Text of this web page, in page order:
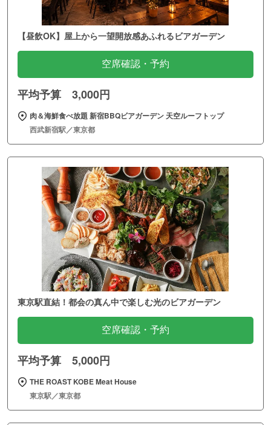
【昼飲OK】屋上から一望開放感あふれるビアガーデン
空席確認・予約
平均予算 3,000円
肉＆海鮮食べ放題 新宿BBQビアガーデン 天空ルーフトップ
西武新宿駅／東京都
東京駅直結！都会の真ん中で楽しむ光のビアガーデン
空席確認・予約
平均予算 5,000円
THE ROAST KOBE Meat House
東京駅／東京都